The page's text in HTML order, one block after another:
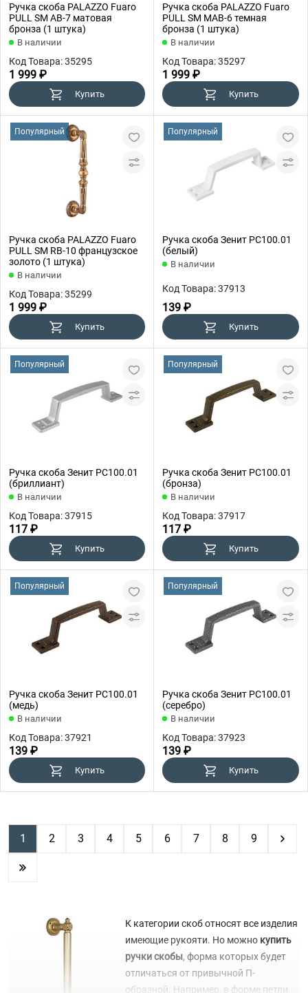
Ручка скоба PALAZZO Fuaro
PULL SM AB-7 матовая
бронза (1 штука)
В наличии
Код Товара: 35295
1 999 ₽
Купить
Ручка скоба PALAZZO Fuaro
PULL SM MAB-6 темная
бронза (1 штука)
В наличии
Код Товара: 35297
1 999 ₽
Купить
Популярный
Ручка скоба PALAZZO Fuaro
PULL SM RB-10 французское
золото (1 штука)
В наличии
Код Товара: 35299
1 999 ₽
Купить
Популярный
Ручка скоба Зенит РС100.01
(белый)
В наличии
Код Товара: 37913
139 ₽
Купить
Популярный
Ручка скоба Зенит РС100.01
(бриллиант)
В наличии
Код Товара: 37915
117 ₽
Купить
Популярный
Ручка скоба Зенит РС100.01
(бронза)
В наличии
Код Товара: 37917
117 ₽
Купить
Популярный
Ручка скоба Зенит РС100.01
(медь)
В наличии
Код Товара: 37921
139 ₽
Купить
Популярный
Ручка скоба Зенит РС100.01
(серебро)
В наличии
Код Товара: 37923
139 ₽
Купить
1 2 3 4 5 6 7 8 9
К категории скоб относят все изделия
имеющие рукояти. Но можно купить
ручки скобы, форма которых будет
отличаться от привычной П-
образной. Например, в форме петли